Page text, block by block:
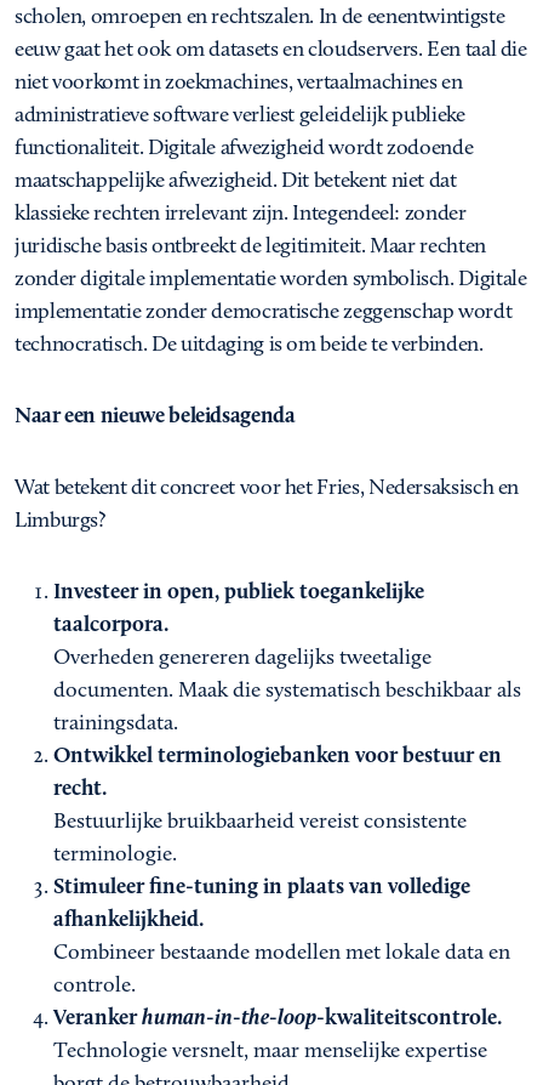
scholen, omroepen en rechtszalen. In de eenentwintigste
eeuw gaat het ook om datasets en cloudservers. Een taal die
niet voorkomt in zoekmachines, vertaalmachines en
administratieve software verliest geleidelijk publieke
functionaliteit. Digitale afwezigheid wordt zodoende
maatschappelijke afwezigheid. Dit betekent niet dat
klassieke rechten irrelevant zijn. Integendeel: zonder
juridische basis ontbreekt de legitimiteit. Maar rechten
zonder digitale implementatie worden symbolisch. Digitale
implementatie zonder democratische zeggenschap wordt
technocratisch. De uitdaging is om beide te verbinden.
Naar een nieuwe beleidsagenda
Wat betekent dit concreet voor het Fries, Nedersaksisch en
Limburgs?
Investeer in open, publiek toegankelijke
taalcorpora.
Overheden genereren dagelijks tweetalige
documenten. Maak die systematisch beschikbaar als
trainingsdata.
Ontwikkel terminologiebanken voor bestuur en
recht.
Bestuurlijke bruikbaarheid vereist consistente
terminologie.
Stimuleer fine-tuning in plaats van volledige
afhankelijkheid.
Combineer bestaande modellen met lokale data en
controle.
Verankerhuman-in-the-loop-kwaliteitscontrole.
Technologie versnelt, maar menselijke expertise